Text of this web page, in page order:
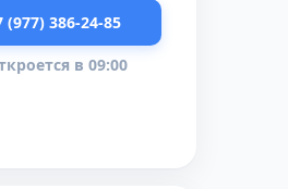
(977) 386-24-85
в 09:00